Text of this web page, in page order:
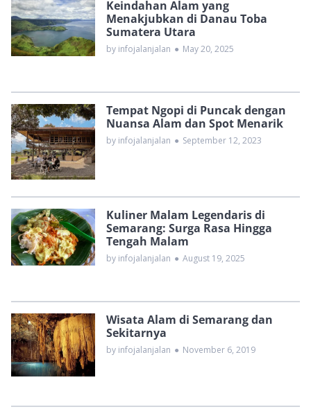
Keindahan Alam yang
Menakjubkan di Danau Toba
Sumatera Utara
by infojalanjalan ● May 20, 2025
Tempat Ngopi di Puncak dengan
Nuansa Alam dan Spot Menarik
by infojalanjalan ● September 12, 2023
Kuliner Malam Legendaris di
Semarang: Surga Rasa Hingga
Tengah Malam
by infojalanjalan ● August 19, 2025
Wisata Alam di Semarang dan
Sekitarnya
by infojalanjalan ● November 6, 2019